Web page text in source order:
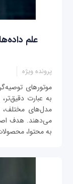
علم
پرونده ویژه
به عبارت دقیق‌تر،
مدل‌های مختلف،
می‌دهند. هدف
به محتوا،